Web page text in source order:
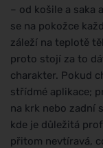
– od košile a saka
se na pokožce
záleží na teplotě
proto stojí za to
charakter. Pokud
střídmé aplikace;
na krk nebo zadní
kde je důležitá
přitom nevtíravá,